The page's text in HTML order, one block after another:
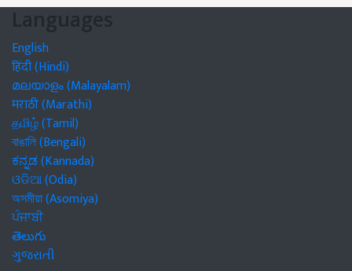
Languages
English
हिंदी (Hindi)
മലയാളം (Malayalam)
मराठी (Marathi)
தமிழ் (Tamil)
বাঙালি (Bengali)
ಕನ್ನಡ (Kannada)
ଓଡିଆ (Odia)
অসমীয়া (Asomiya)
ਪੰਜਾਬੀ
తెలుగు
ગુજરાતી